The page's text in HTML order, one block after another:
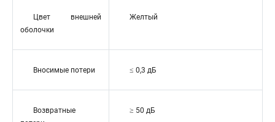
Цвет внешней
оболочки
Желтый
Вносимые потери ≤ 0,3 дБ
Возвратные
≥ 50 дБ